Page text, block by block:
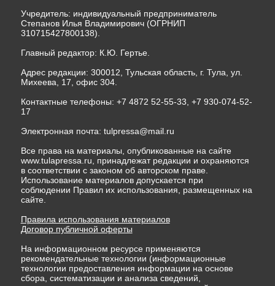
Учредитель: индивидуальный предприниматель
Степанов Илья Владимирович (ОГРНИП
310715427800138).
Главный редактор: К.Ю. Гертье.
Адрес редакции: 300012, Тульская область, г. Тула, ул.
Михеева, 17, офис 304.
Контактные телефоны: +7 4872 52-55-33, +7 930-074-52-
17
Электронная почта: tulpressa@mail.ru
Все права на материалы, опубликованные на сайте
www.tulapressa.ru, принадлежат редакции и охраняются
в соответствии с законом об авторском праве.
Использование материалов допускается при
соблюдении Правил их использования, размещенных на
сайте.
Правила использования материалов
Договор публичной оферты
На информационном ресурсе применяются
рекомендательные технологии (информационные
технологии предоставления информации на основе
сбора, систематизации и анализа сведений,